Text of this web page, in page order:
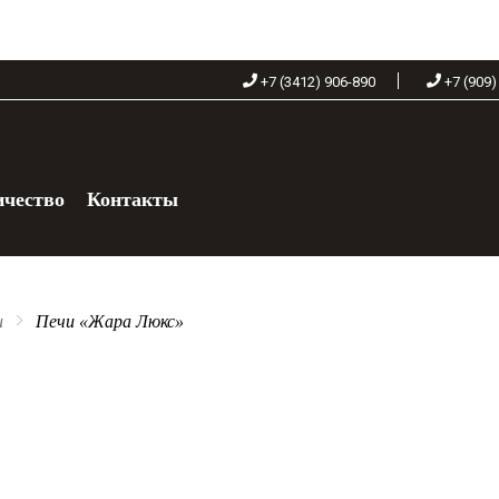
+7 (3412) 906-890 +7
Контакты
Печи «Жара Люкс»